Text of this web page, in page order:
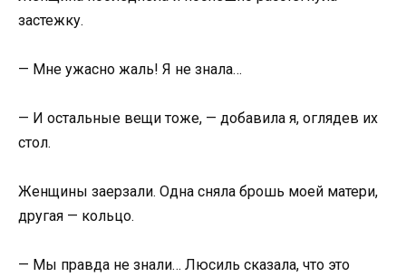
застежку.
— Мне ужасно жаль! Я не знала…
— И остальные вещи тоже, — добавила я, оглядев их
стол.
Женщины заерзали. Одна сняла брошь моей матери,
другая — кольцо.
— Мы правда не знали… Люсиль сказала, что это